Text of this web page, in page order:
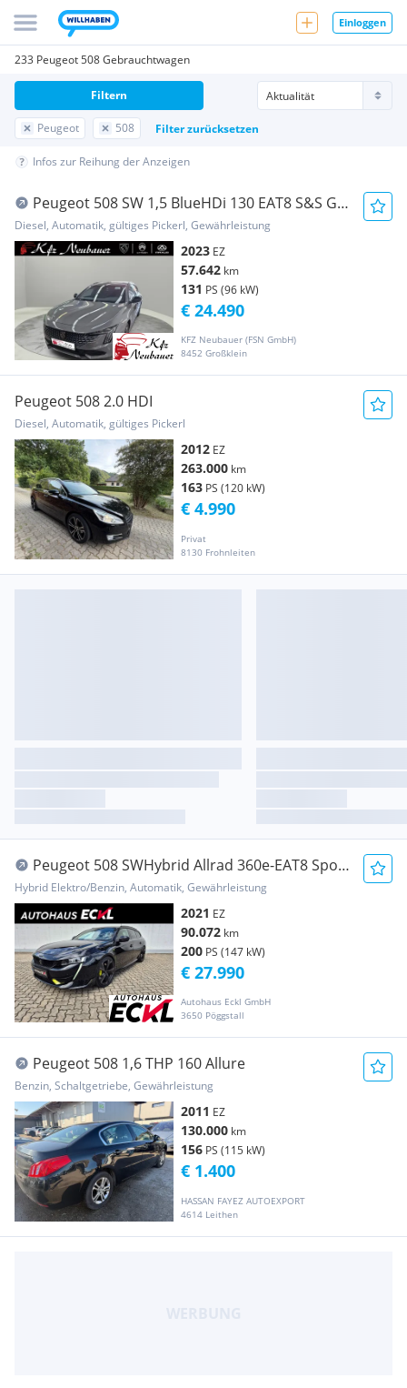
Einloggen
233 Peugeot 508 Gebrauchtwagen
Peugeot 508 Filter zurücksetzen
Filtern
Infos zur Reihung der Anzeigen
Peugeot 508 SW 1,5 BlueHDi 130 EAT8 S&S GT
Pack Aut.
Diesel, Automatik, gültiges Pickerl, Gewährleistung
2023 EZ
57.642 km
131 PS (96 kW)
KFZ Neubauer (FSN GmbH)
8452 Großklein
€ 24.490
Peugeot 508 2.0 HDI
Diesel, Automatik, gültiges Pickerl
2012 EZ
263.000 km
163 PS (120 kW)
Privat
8130 Frohnleiten
€ 4.990
Peugeot 508 SWHybrid Allrad 360e-EAT8 Sport
Enginrrr. AU
Hybrid Elektro/Benzin, Automatik, Gewährleistung
2021 EZ
90.072 km
200 PS (147 kW)
Autohaus Eckl GmbH
3650 Pöggstall
€ 27.990
Peugeot 508 1,6 THP 160 Allure
Benzin, Schaltgetriebe, Gewährleistung
2011 EZ
130.000 km
156 PS (115 kW)
HASSAN FAYEZ AUTOEXPORT
4614 Leithen
€ 1.400